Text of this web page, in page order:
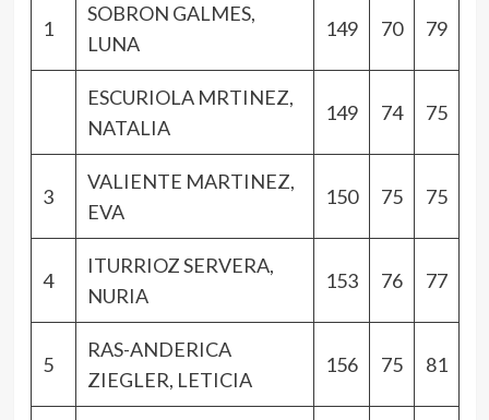
1
SOBRON GALMES,
LUNA
149 70 79
ESCURIOLA MRTINEZ,
NATALIA
149 74 75
3
VALIENTE MARTINEZ,
EVA
150 75 75
4
ITURRIOZ SERVERA,
NURIA
153 76 77
5
RAS-ANDERICA
ZIEGLER, LETICIA
156 75 81